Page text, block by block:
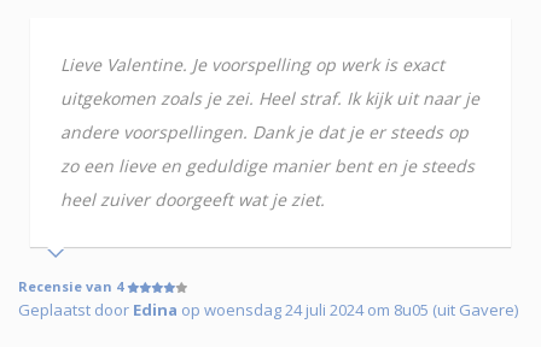
Lieve Valentine. Je voorspelling op werk is exact
uitgekomen zoals je zei. Heel straf. Ik kijk uit naar je
andere voorspellingen. Dank je dat je er steeds op
zo een lieve en geduldige manier bent en je steeds
heel zuiver doorgeeft wat je ziet.
Recensie van 4
Geplaatst door Edina op woensdag 24 juli 2024 om 8u05 (uit Gavere)